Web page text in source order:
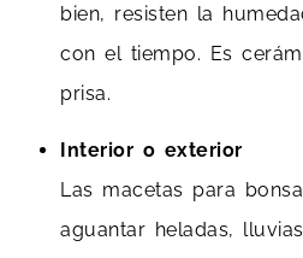
bien, resisten la
con el tiempo. Es
prisa.
Interior o exterior
Las macetas para
aguantar heladas,